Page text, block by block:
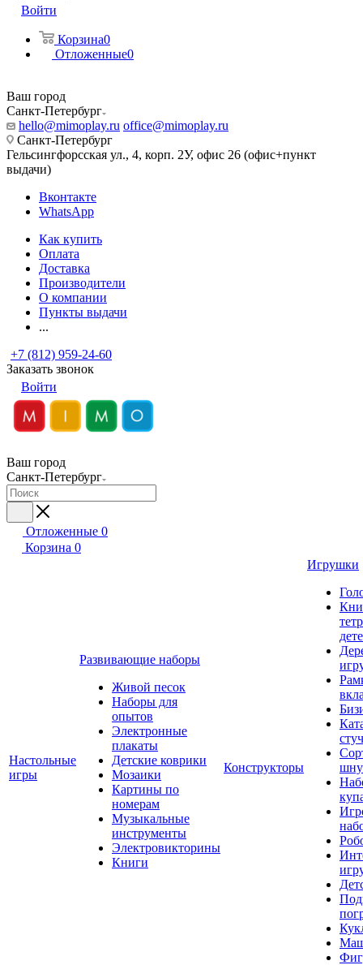
Войти
Корзина0
Отложенные0
Ваш город
Санкт-Петербург
hello@mimoplay.ru office@mimoplay.ru
Санкт-Петербург
Гельсингфорсская ул., 4, корп. 2У, офис 26 (офис+пункт
выдачи)
Вконтакте
WhatsApp
Как купить
Оплата
Доставка
Производители
О компании
Пункты выдачи
...
+7 (812) 959-24-60
Заказать звонок
Войти
Ваш город
Санкт-Петербург
Отложенные 0
Корзина 0
Настольные
игры
Развивающие наборы
Живой песок
Наборы для
опытов
Электронные
плакаты
Детские коврики
Мозаики
Картины по
номерам
Музыкальные
инструменты
Электровикторины
Книги
Конструкторы
Игрушки